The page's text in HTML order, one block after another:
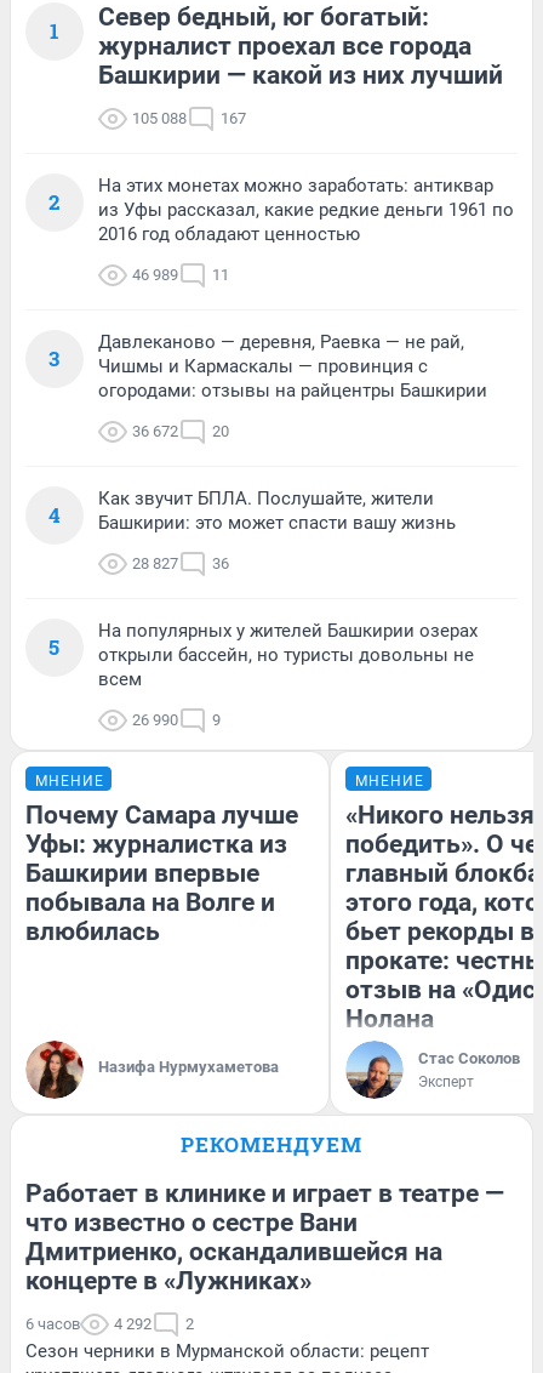
1
Север бедный, юг богатый:
журналист проехал все города
Башкирии — какой из них лучший
105 088 167
2
На этих монетах можно заработать: антиквар
из Уфы рассказал, какие редкие деньги 1961 по
2016 год обладают ценностью
46 989 11
3
Давлеканово — деревня, Раевка — не рай,
Чишмы и Кармаскалы — провинция с
огородами: отзывы на райцентры Башкирии
36 672 20
4
Как звучит БПЛА. Послушайте, жители
Башкирии: это может спасти вашу жизнь
28 827 36
5
На популярных у жителей Башкирии озерах
открыли бассейн, но туристы довольны не
всем
26 990 9
МНЕНИЕ
Почему Самара лучше
Уфы: журналистка из
Башкирии впервые
побывала на Волге и
влюбилась
Назифа Нурмухаметова
МНЕНИЕ
«Никого нельзя
победить». О
главный
этого года,
бьет рекорды в
прокате:
отзыв на
Нолана
Стас Соколов
Эксперт
РЕКОМЕНДУЕМ
Работает в клинике и играет в театре —
что известно о сестре Вани
Дмитриенко, оскандалившейся на
концерте в «Лужниках»
6 часов 4 292 2
Сезон черники в Мурманской области: рецепт